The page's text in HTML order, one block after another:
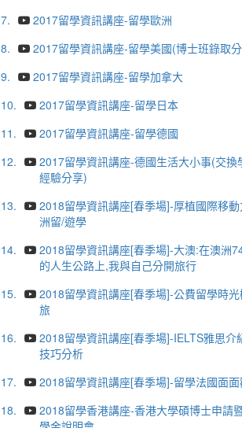
7.
2017留學資訊講座-留學歐洲
8.
2017留學資訊講座-留學美國(博士班錄取
9.
2017留學資訊講座-留學加拿大
10.
2017留學資訊講座-留學日本
11.
2017留學資訊講座-留學德國
12.
2017留學資訊講座-德國生活大小事(交換
經驗分享)
13.
2018留學資訊講座[春季場]-厚植國際移
洲留/遊學
14.
2018留學資訊講座[春季場]-大澳:在澳洲
的人生公路上,我與自己分開旅行
15.
2018留學資訊講座[春季場]-公費留學時光
旅
16.
2018留學資訊講座[春季場]-IELTS雅思介
技巧分析
17.
2018留學資訊講座[春季場]-留學法國面
18.
2018留學香港講座-香港大學碩博士申請